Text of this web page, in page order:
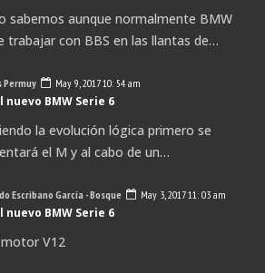
sabemos aunque normalmente BMW
trabajar con BBS en las llantas de…
Permuy May 9, 2017 10: 54 am
nuevo BMW Serie 6
la evolución lógica primero se
el M y al cabo de un…
Escribano García - Bosque May 3, 2017 11: 03 am
nuevo BMW Serie 6
V12